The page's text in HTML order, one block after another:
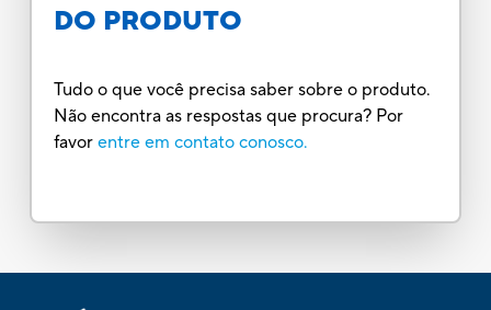
DO PRODUTO
Tudo o que você precisa saber sobre o produto.
Não encontra as respostas que procura? Por
favor entre em contato conosco.